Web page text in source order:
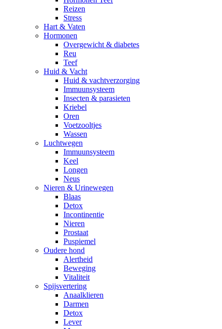
Reizen
Stress
Hart & Vaten
Hormonen
Overgewicht & diabetes
Reu
Teef
Huid & Vacht
Huid & vachtverzorging
Immuunsysteem
Insecten & parasieten
Kriebel
Oren
Voetzooltjes
Wassen
Luchtwegen
Immuunsysteem
Keel
Longen
Neus
Nieren & Urinewegen
Blaas
Detox
Incontinentie
Nieren
Prostaat
Puspiemel
Oudere hond
Alertheid
Beweging
Vitaliteit
Spijsvertering
Anaalklieren
Darmen
Detox
Lever